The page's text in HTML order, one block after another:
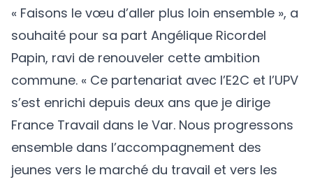
« Faisons le vœu d’aller plus loin ensemble », a
souhaité pour sa part Angélique Ricordel
Papin, ravi de renouveler cette ambition
commune. « Ce partenariat avec l’E2C et l’UPV
s’est enrichi depuis deux ans que je dirige
France Travail dans le Var. Nous progressons
ensemble dans l’accompagnement des
jeunes vers le marché du travail et vers les